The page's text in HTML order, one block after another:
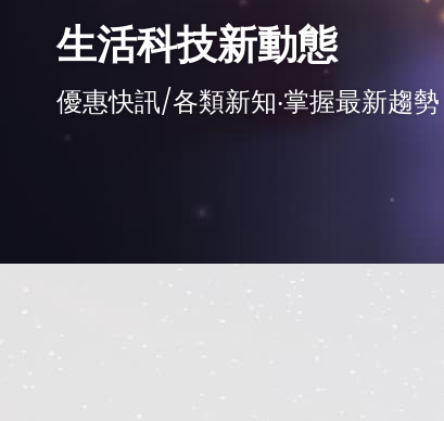
生活科技新動態
優惠快訊/各類新知‧掌握最新趨勢